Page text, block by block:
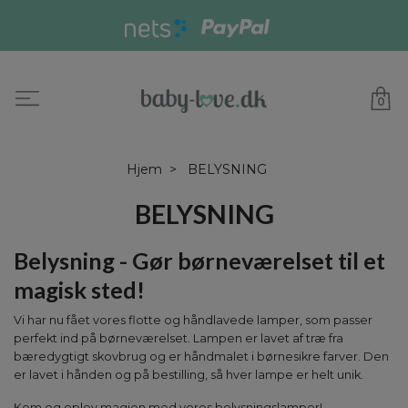
0
Hjem BELYSNING
BELYSNING
Belysning - Gør børneværelset til et
magisk sted!
Vi har nu fået vores flotte og håndlavede lamper, som passer
perfekt ind på børneværelset. Lampen er lavet af træ fra
bæredygtigt skovbrug og er håndmalet i børnesikre farver. Den
er lavet i hånden og på bestilling, så hver lampe er helt unik.